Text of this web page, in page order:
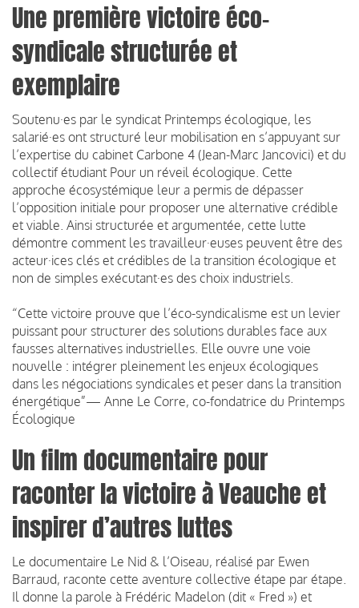
Une première victoire éco-
syndicale structurée et
exemplaire
Soutenu·es par le syndicat Printemps écologique, les
salarié·es ont structuré leur mobilisation en s’appuyant sur
l’expertise du cabinet Carbone 4 (Jean-Marc Jancovici) et du
collectif étudiant Pour un réveil écologique. Cette
approche écosystémique leur a permis de dépasser
l’opposition initiale pour proposer une alternative crédible
et viable. Ainsi structurée et argumentée, cette lutte
démontre comment les travailleur·euses peuvent être des
acteur·ices clés et crédibles de la transition écologique et
non de simples exécutant·es des choix industriels.
“Cette victoire prouve que l’éco-syndicalisme est un levier
puissant pour structurer des solutions durables face aux
fausses alternatives industrielles. Elle ouvre une voie
nouvelle : intégrer pleinement les enjeux écologiques
dans les négociations syndicales et peser dans la transition
énergétique”— Anne Le Corre, co-fondatrice du Printemps
Écologique
Un film documentaire pour
raconter la victoire à Veauche et
inspirer d’autres luttes
Le documentaire Le Nid & l’Oiseau, réalisé par Ewen
Barraud, raconte cette aventure collective étape par étape.
Il donne la parole à Frédéric Madelon (dit « Fred ») et